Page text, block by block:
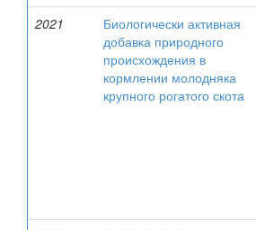
2021
Биологически активная
добавка природного
происхождения в
кормлении молодняка
крупного рогатого скота